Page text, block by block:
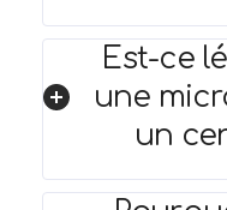
Est-ce
une
un